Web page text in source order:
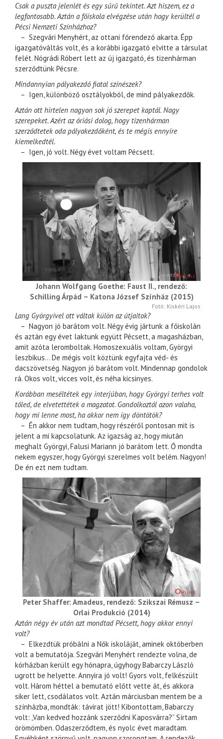
Csak a puszta jelenlét és egy sűrű tekintet. Azt hiszem, ez a
legfontosabb. Aztán a főiskola elvégzése után hogy kerültél a
Pécsi Nemzeti Színházhoz?
– Szegvári Menyhért, az ottani főrendező akarta. Épp
igazgatóváltás volt, és a korábbi igazgató elvitte a társulat
felét. Nógrádi Róbert lett az új igazgató, és tizenhárman
szerződtünk Pécsre.
Mindannyian pályakezdő fiatal színészek?
– Igen, különböző osztályokból, de mind pályakezdők.
Aztán ott hirtelen nagyon sok jó szerepet kaptál. Nagy
szerepeket. Azért az óriási dolog, hogy tizenhárman
szerződtetek oda pályakezdőként, és te mégis ennyire
kiemelkedtél.
– Igen, jó volt. Négy évet voltam Pécsett.
Johann Wolfgang Goethe: Faust II., rendező:
Schilling Árpád – Katona József Színház (2015)
Fotó: Kiskéri Lajos
Lang Györgyivel ott váltak külön az útjaitok?
– Nagyon jó barátom volt. Négy évig jártunk a főiskolán
és aztán egy évet laktunk együtt Pécsett, a magasházban,
amit azóta leromboltak. Homoszexuális voltam, Györgyi
leszbikus… De mégis volt köztünk egyfajta véd- és
dacszövetség. Nagyon jó barátom volt. Mindennap gondolok
rá. Okos volt, vicces volt, és néha kicsinyes.
Korábban meséltétek egy interjúban, hogy Györgyi terhes volt
tőled, de elvetettétek a magzatot. Gondolkoztál azon valaha,
hogy mi lenne most, ha akkor nem így döntötök?
– Én akkor nem tudtam, hogy részéről pontosan mit is
jelent a mi kapcsolatunk. Az igazság az, hogy miután
meghalt Györgyi, Falusi Mariann jó barátom lett. Ő mondta
nekem egyszer, hogy Györgyi szerelmes volt belém. Nagyon!
De én ezt nem tudtam.
Peter Shaffer: Amadeus, rendező: Szikszai Rémusz –
Orlai Produkció (2014)
Aztán négy év után azt mondtad Pécsett, hogy akkor ennyi
volt?
– Elkezdtük próbálni a Nők iskoláját, aminek októberben
volt a bemutatója. Szegvári Menyhért rendezte volna, de
kórházban került egy hónapra, úgyhogy Babarczy László
ugrott be helyette. Annyira jó volt! Gyors volt, felkészült
volt. Három héttel a bemutató előtt vette át, és akkora
siker lett, csodálatos volt. Aztán márciusban mentem be a
színházba, mondták: távirat jött! Kibontottam, Babarczy
volt: „Van kedved hozzánk szerződni Kaposvárra?” Sírtam
örömömben. Odaszerződtem, és nyolc évet maradtam.